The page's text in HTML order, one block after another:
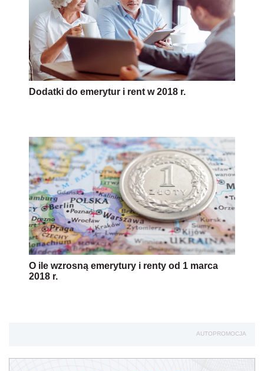
Dodatki do emerytur i rent w 2018 r.
O ile wzrosną emerytury i renty od 1 marca
2018 r.
AUTOPROMOCJA